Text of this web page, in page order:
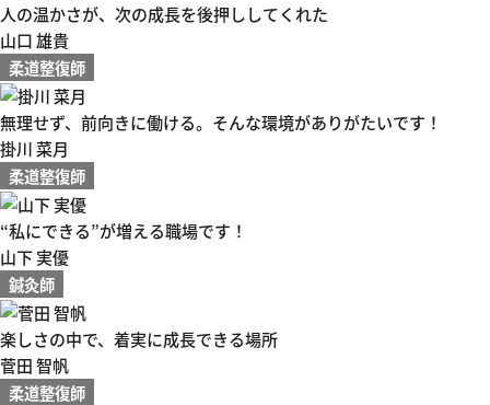
人の温かさが、次の成長を後押ししてくれた
山口 雄貴
柔道整復師
無理せず、前向きに働ける。そんな環境がありがたいです！
掛川 菜月
柔道整復師
“私にできる”が増える職場です！
山下 実優
鍼灸師
楽しさの中で、着実に成長できる場所
菅田 智帆
柔道整復師